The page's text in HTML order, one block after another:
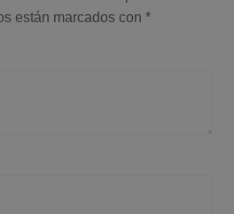
están marcados con *